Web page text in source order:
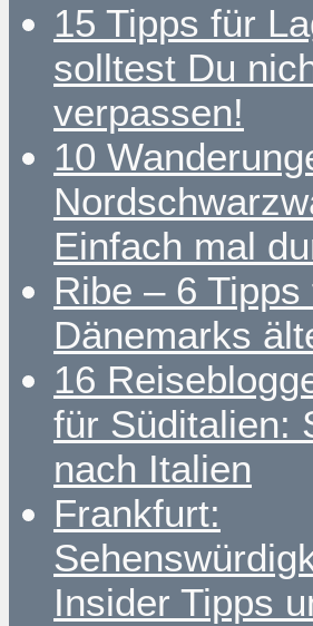
15 Tipps für
solltest Du
verpassen!
10
Einfach mal
Ribe – 6 Tipps
Dänemarks
16
für Süditalien:
nach Italien
Frankfurt:
Insider Tipps